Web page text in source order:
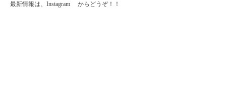
最新情報は、 Instagram からどうぞ！！